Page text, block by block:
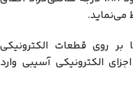
می‌نماید.
روی قطعات الکترونیکی
الکترونیکی آسیبی وارد